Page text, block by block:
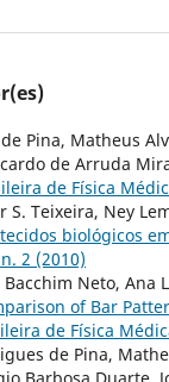
Pina, Matheus
de Arruda
de Física
S. Teixeira, Ney
biológicos
2 (2010)
Neto, Ana
of Bar
de Física
de Pina,
Barbosa Duarte,